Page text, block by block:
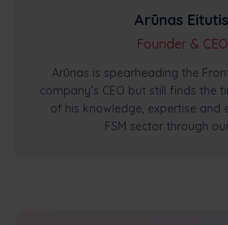
Arūnas Eitutis
Founder & CEO
Arūnas is spearheading the
company’s CEO but still finds the
of his knowledge, expertise and
FSM sector through